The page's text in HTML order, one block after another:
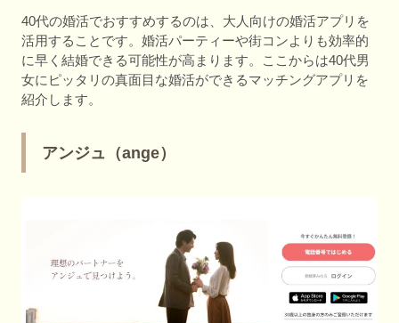
40代の婚活でおすすめするのは、大人向けの婚活アプリを
活用することです。婚活パーティーや街コンよりも効率的
に早く結婚できる可能性が高まります。ここからは40代男
女にピッタリの真面目な婚活ができるマッチングアプリを
紹介します。
アンジュ（ange）